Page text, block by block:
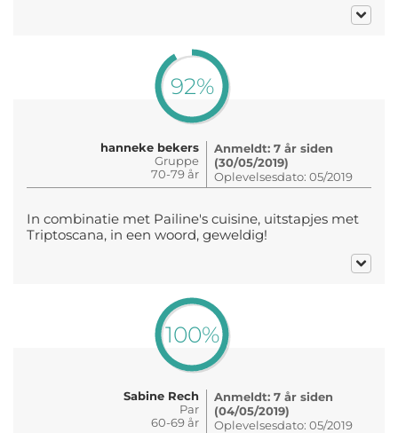
92%
hanneke bekers
Gruppe
70-79 år
Anmeldt: 7 år siden
(30/05/2019)
Oplevelsesdato: 05/2019
In combinatie met Pailine's cuisine, uitstapjes met
Triptoscana, in een woord, geweldig!
100%
Sabine Rech
Par
60-69 år
Anmeldt: 7 år siden
(04/05/2019)
Oplevelsesdato: 05/2019